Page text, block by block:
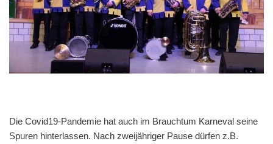
Die Covid19-Pandemie hat auch im Brauchtum Karneval seine
Spuren hinterlassen. Nach zweijähriger Pause dürfen z.B.